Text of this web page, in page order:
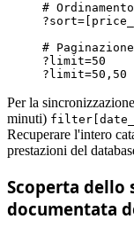
# Ordinamento
#
?limit=50
Per la
minuti)
Recuperare l'intero
prestazioni del
Scoperta dello
documentata